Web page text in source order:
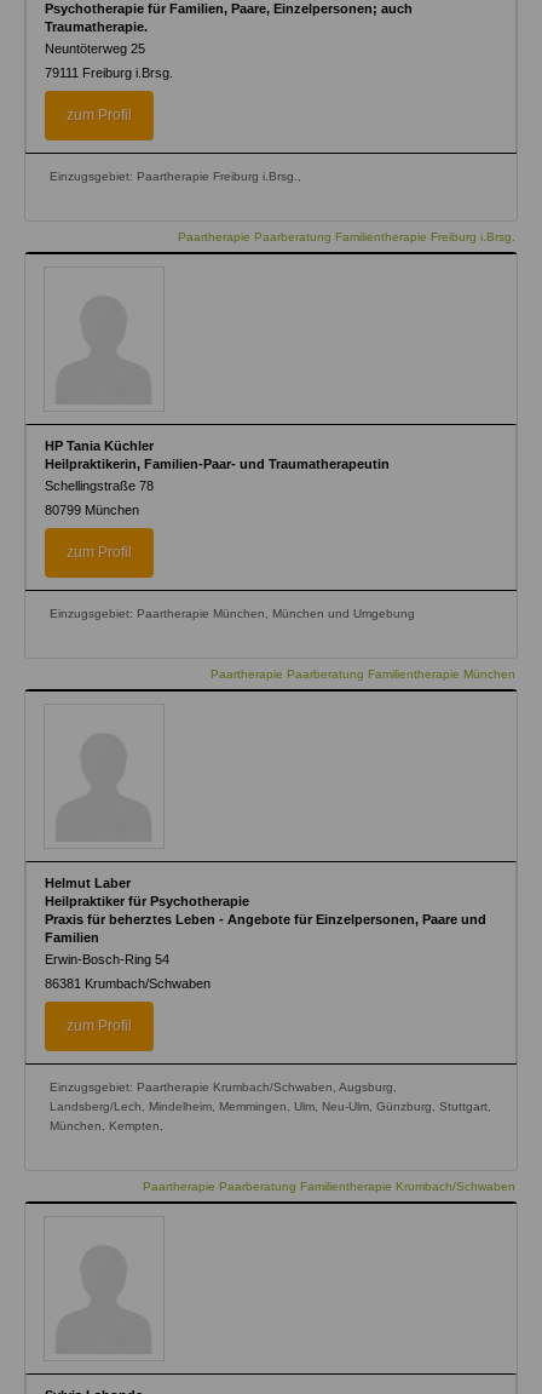
Psychotherapie für Familien, Paare, Einzelpersonen; auch
Traumatherapie.
Neuntöterweg 25
79111 Freiburg i.Brsg.
zum Profil
Einzugsgebiet: Paartherapie Freiburg i.Brsg.,
Paartherapie Paarberatung Familientherapie Freiburg i.Brsg.
HP Tania Küchler
Heilpraktikerin, Familien-Paar- und Traumatherapeutin
Schellingstraße 78
80799 München
zum Profil
Einzugsgebiet: Paartherapie München, München und Umgebung
Paartherapie Paarberatung Familientherapie München
Helmut Laber
Heilpraktiker für Psychotherapie
Praxis für beherztes Leben - Angebote für Einzelpersonen, Paare und
Familien
Erwin-Bosch-Ring 54
86381 Krumbach/Schwaben
zum Profil
Einzugsgebiet: Paartherapie Krumbach/Schwaben, Augsburg,
Landsberg/Lech, Mindelheim, Memmingen, Ulm, Neu-Ulm, Günzburg, Stuttgart,
München, Kempten,
Paartherapie Paarberatung Familientherapie Krumbach/Schwaben